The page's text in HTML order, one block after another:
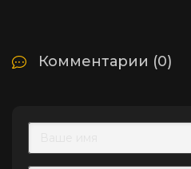
Комментарии (0)